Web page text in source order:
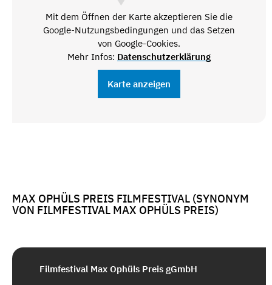
Mit dem Öffnen der Karte akzeptieren Sie die
Google-Nutzungsbedingungen und das Setzen
von Google-Cookies.
Mehr Infos: Datenschutzerklärung
Karte anzeigen
MAX OPHÜLS PREIS FILMFESTIVAL (SYNONYM
VON FILMFESTIVAL MAX OPHÜLS PREIS)
Filmfestival Max Ophüls Preis gGmbH